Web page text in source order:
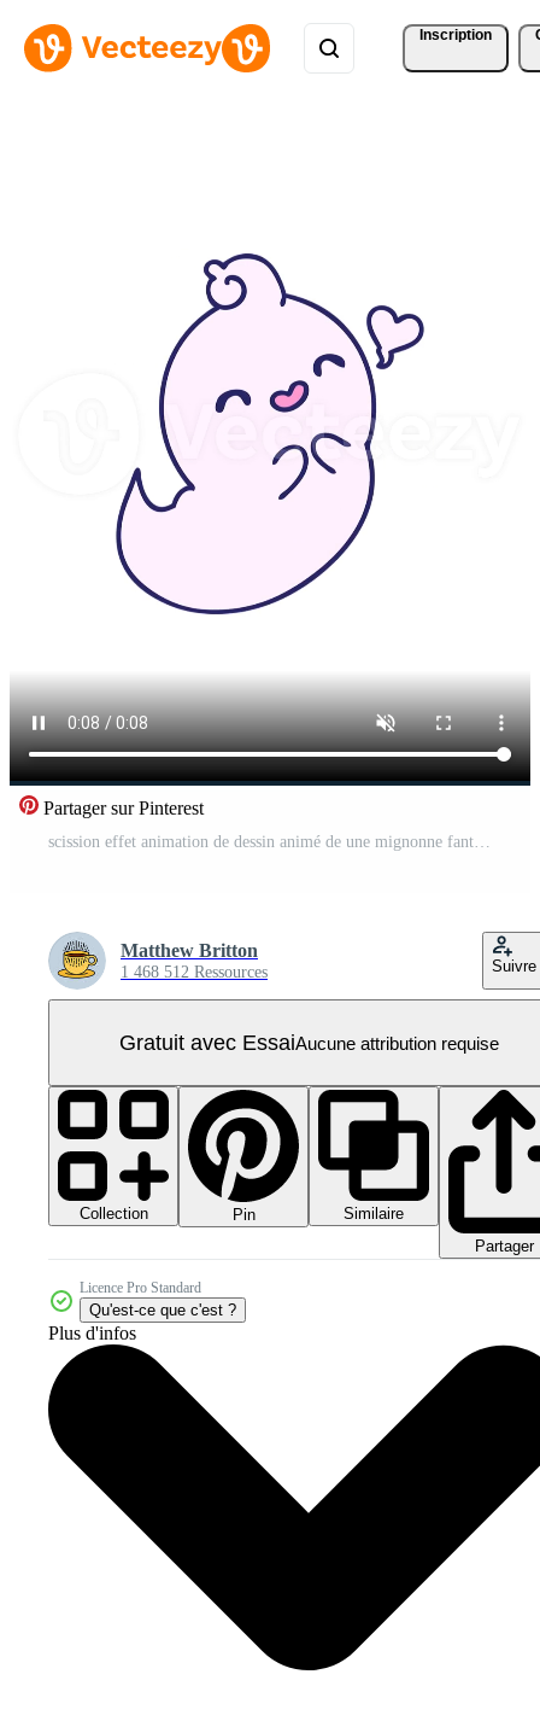
Inscription
Partager sur Pinterest
scission effet animation de dessin animé de une mignonne fantôme dans l'amour Vidéo Pro
Matthew Britton
1 468 512 Ressources Suivre
Gratuit avec EssaiAucune attribution requise
Collection Pin
Similaire
Partager
Licence Pro Standard
Qu'est-ce que c'est ?
Plus d'infos